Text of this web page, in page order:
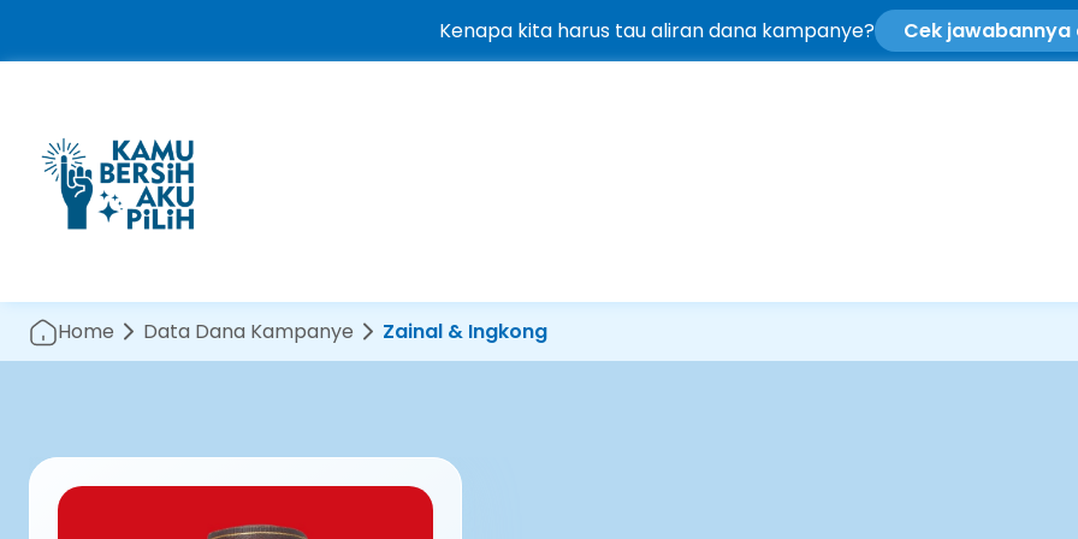
Kenapa kita harus tau aliran dana kampanye? Cek jawabannya
Home Data Dana Kampanye Zainal & Ingkong